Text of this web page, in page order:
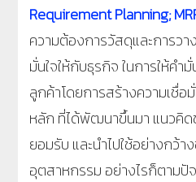
Requirement Planning;
ความต้องการวัสดุและการว
มั่นใจให้กับธุรกิจ ในการให้
ลูกค้าโดยการสร้างความเชื่อ
หลัก ที่ได้พัฒนาขึ้นมา แนวคิด
ยอมรับ และนำไปใช้อย่างกว้า
อุตสาหกรรม อย่างไรก็ตามปั